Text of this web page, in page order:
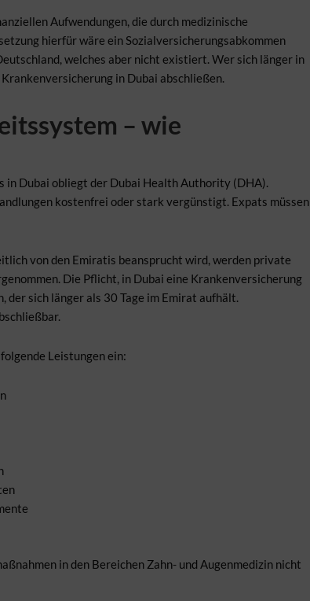
Aufwendungen, die durch medizinische
hierfür wäre ein Sozialversicherungsabkommen
welches aber nicht existiert. Wer sich länger in
in Dubai abschließen.
– wie
Dubai obliegt der Dubai Health Authority (DHA).
kostenfrei oder stark vergünstigt. Expats müssen
von den Emiratis beansprucht wird, werden private
Die Pflicht, in Dubai eine Krankenversicherung
sich länger als 30 Tage im Emirat aufhält.
Leistungen ein:
in den Bereichen Zahn- und Augenmedizin nicht